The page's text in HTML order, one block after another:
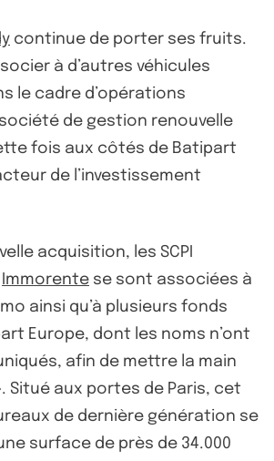
continue de porter ses fruits.
à d’autres véhicules
le cadre d’opérations
société de gestion renouvelle
fois aux côtés de Batipart
de l’investissement
acquisition, les SCPI
Immorente se sont associées à
ainsi qu’à plusieurs fonds
Europe, dont les noms n’ont
afin de mettre la main
Situé aux portes de Paris, cet
de dernière génération se
surface de près de 34.000